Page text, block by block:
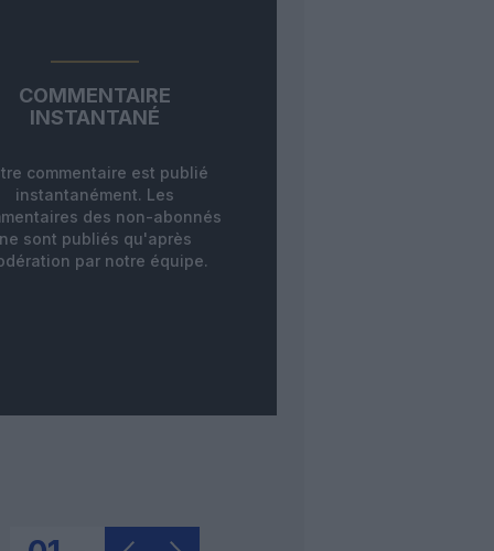
COMMENTAIRE
INSTANTANÉ
commentaire est publié
instantanément. Les
des non-abonnés
ne sont publiés qu'après
par notre équipe.